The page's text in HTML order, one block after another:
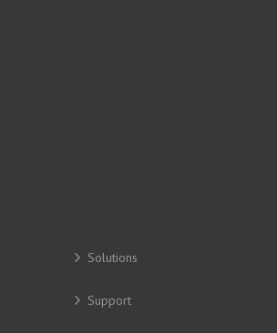
Solutions
Support